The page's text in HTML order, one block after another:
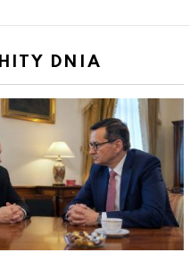
HITY DNIA